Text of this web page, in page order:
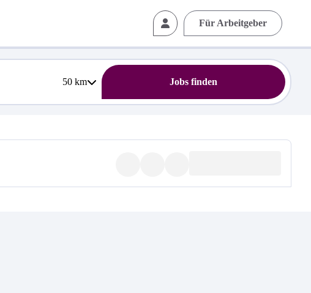
Für Arbeitgeber
50km Jobs finden